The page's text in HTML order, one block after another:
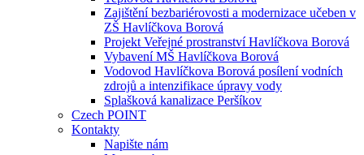
Zajištění bezbariérovosti a modernizace učeben v
ZŠ Havlíčkova Borová
Projekt Veřejné prostranství Havlíčkova Borová
Vybavení MŠ Havlíčkova Borová
Vodovod Havlíčkova Borová posílení vodních
zdrojů a intenzifikace úpravy vody
Splašková kanalizace Peršíkov
Czech POINT
Kontakty
Napište nám